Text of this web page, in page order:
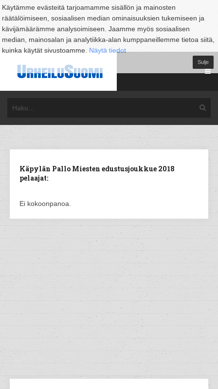
Käytämme evästeitä tarjoamamme sisällön ja mainosten
räätälöimiseen, sosiaalisen median ominaisuuksien tukemiseen ja
kävijämäärämme analysoimiseen. Jaamme myös sosiaalisen
median, mainosalan ja analytiikka-alan kumppaneillemme tietoa siitä,
kuinka käytät sivustoamme. Näytä tiedot
Sulje
Käpylän Pallo Miesten edustusjoukkue 2018
pelaajat:
Ei kokoonpanoa.